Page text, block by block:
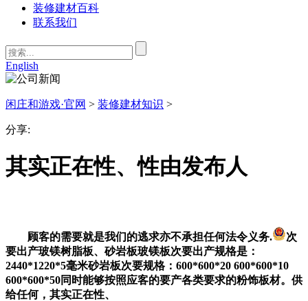
装修建材百科
联系我们
English
闲庄和游戏·官网 > 装修建材知识 >
分享:
其实正在性、性由发布人
顾客的需要就是我们的逃求亦不承担任何法令义务.
次
要出产玻镁树脂板、砂岩板玻镁板次要出产规格是：
2440*1220*5毫米砂岩板次要规格：600*600*20 600*600*10
600*600*50同时能够按照应客的要产各类要求的粉饰板材。供
给任何，其实正在性、